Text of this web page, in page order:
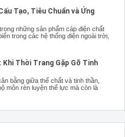
Tạo, Tiêu Chuẩn và Ứng
những sản phẩm cáp điện chất
trong các hệ thống điện ngoài trời,
Khi Thời Trang Gặp Gỡ Tinh
bằng giữa thể chất và tinh thần,
môn rèn luyện thể lực mà còn là